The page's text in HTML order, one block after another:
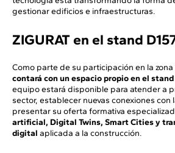
gestionar edificios e infraestructuras.
ZIGURAT en el stand
Como parte de su participación en la zona
contará con un espacio propio en el stand
equipo estará disponible para atender a
sector, establecer nuevas conexiones con
presentar su oferta formativa
artificial, Digital Twins, Smart Cities y
digital aplicada a la construcción.